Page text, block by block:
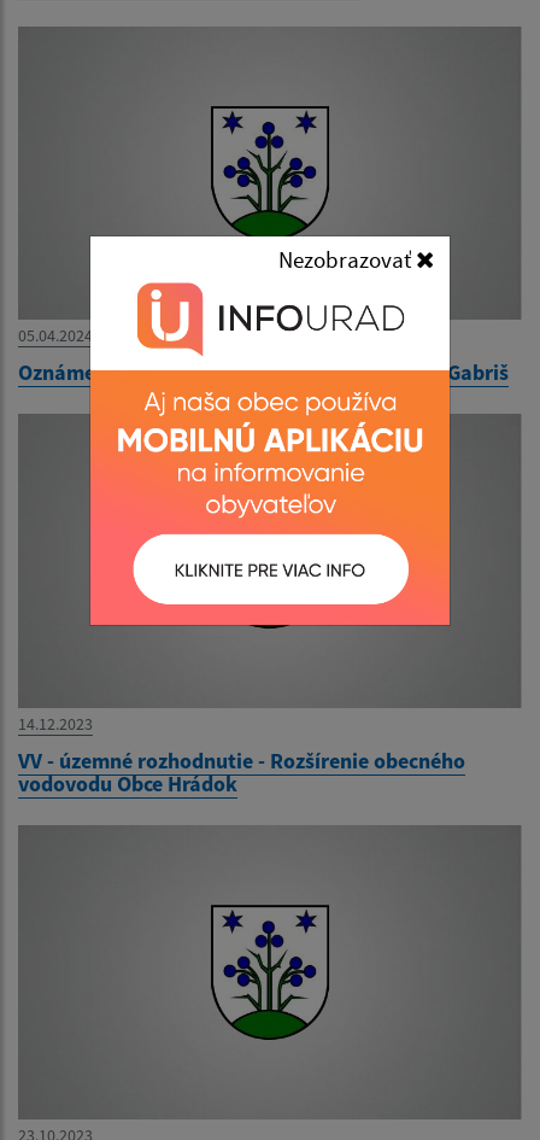
05.04.2024
Oznámenie - doručovanie písomnosti - Lukáš Gabriš
14.12.2023
VV - územné rozhodnutie - Rozšírenie obecného
vodovodu Obce Hrádok
23.10.2023
Nezobrazovať